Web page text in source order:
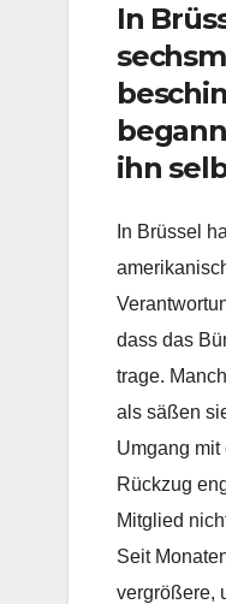
In
ihn
In Brüssel
dass das
trage.
als säßen
Umgang mit
Rückzug
Mitglied
Seit
vergrößere,